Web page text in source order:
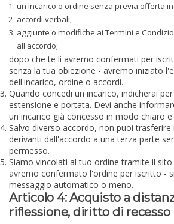
un incarico o ordine senza previa offerta
accordi verbali;
aggiunte o modifiche ai Termini e
all'accordo;
dopo che te li avremo confermati per
senza la tua obiezione - avremo iniziato
dell'incarico, ordine o accordi.
Quando concedi un incarico, indicherai
estensione e portata. Devi anche
un incarico già concesso in modo chiaro
Salvo diverso accordo, non puoi
derivanti dall'accordo a una terza parte
permesso.
Siamo vincolati al tuo ordine tramite il
avremo confermato l'ordine per iscritto -
messaggio automatico o meno.
Articolo 4: Acquisto a
riflessione, diritto di recesso